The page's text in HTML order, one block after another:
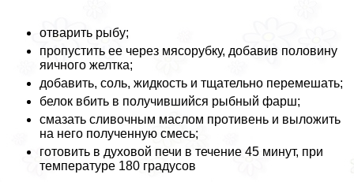
отварить рыбу;
пропустить ее через мясорубку, добавив половину
яичного желтка;
добавить, соль, жидкость и тщательно перемешать;
белок вбить в получившийся рыбный фарш;
смазать сливочным маслом противень и выложить
на него полученную смесь;
готовить в духовой печи в течение 45 минут, при
температуре 180 градусов